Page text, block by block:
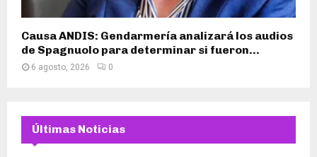
Causa ANDIS: Gendarmería analizará los audios
de Spagnuolo para determinar si fueron...
6 agosto, 2026 0
Últimas Noticias